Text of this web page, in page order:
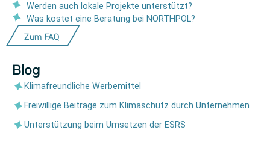
Werden auch lokale Projekte unterstützt?
Was kostet eine Beratung bei NORTHPOL?
Zum FAQ
Blog
Klimafreundliche Werbemittel
Freiwillige Beiträge zum Klimaschutz durch Unternehmen
Unterstützung beim Umsetzen der ESRS